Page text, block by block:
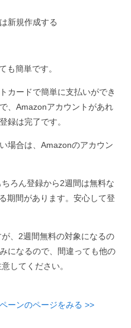
新規作成する
も簡単です。
カードで簡単に支払いができ
、Amazonアカウントがあれ
録は完了です。
場合は、Amazonのアカウン
ろん登録から2週間は無料な
期間があります。安心して登
、2週間無料の対象になるの
になるので、間違っても他の
してください。
ーンのページをみる >>